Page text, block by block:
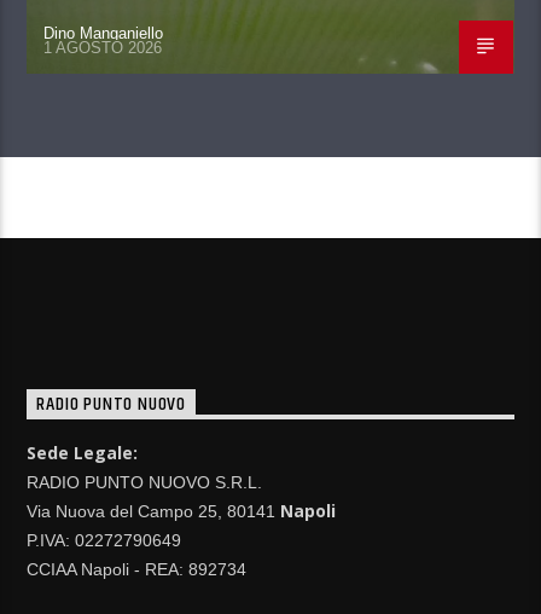
Dino Manganiello
1 AGOSTO 2026
RADIO PUNTO NUOVO
Sede Legale:
RADIO PUNTO NUOVO S.R.L.
Via Nuova del Campo 25, 80141 Napoli
P.IVA: 02272790649
CCIAA Napoli - REA: 892734